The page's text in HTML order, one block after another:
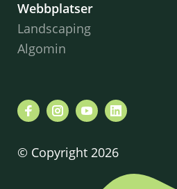
Webbplatser
Landscaping
Algomin
© Copyright 2026